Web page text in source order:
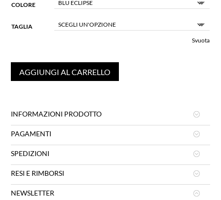
COLORE
TAGLIA
Svuota
AGGIUNGI AL CARRELLO
INFORMAZIONI PRODOTTO
PAGAMENTI
SPEDIZIONI
RESI E RIMBORSI
NEWSLETTER